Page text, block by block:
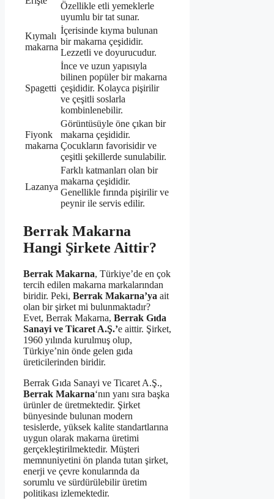
Özellikle etli yemeklerle
uyumlu bir tat sunar.
Kıymalı
makarna
İçerisinde kıyma bulunan
bir makarna çeşididir.
Lezzetli ve doyurucudur.
Spagetti
İnce ve uzun yapısıyla
bilinen popüler bir makarna
çeşididir. Kolayca pişirilir
ve çeşitli soslarla
kombinlenebilir.
Fiyonk
makarna
Görüntüsüyle öne çıkan bir
makarna çeşididir.
Çocukların favorisidir ve
çeşitli şekillerde sunulabilir.
Lazanya
Farklı katmanları olan bir
makarna çeşididir.
Genellikle fırında pişirilir ve
peynir ile servis edilir.
Berrak Makarna
Hangi Şirkete Aittir?
Berrak Makarna, Türkiye’de en çok
tercih edilen makarna markalarından
biridir. Peki, Berrak Makarna’ya ait
olan bir şirket mi bulunmaktadır?
Evet, Berrak Makarna, Berrak Gıda
Sanayi ve Ticaret A.Ş.’e aittir. Şirket,
1960 yılında kurulmuş olup,
Türkiye’nin önde gelen gıda
üreticilerinden biridir.
Berrak Gıda Sanayi ve Ticaret A.Ş.,
Berrak Makarna‘nın yanı sıra başka
ürünler de üretmektedir. Şirket
bünyesinde bulunan modern
tesislerde, yüksek kalite standartlarına
uygun olarak makarna üretimi
gerçekleştirilmektedir. Müşteri
memnuniyetini ön planda tutan şirket,
enerji ve çevre konularında da
sorumlu ve sürdürülebilir üretim
politikası izlemektedir.